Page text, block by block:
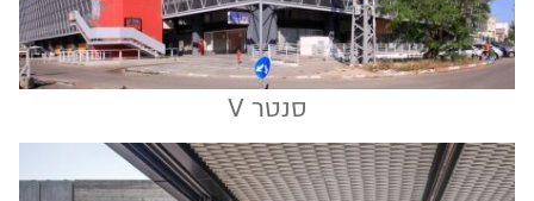
סנטר V